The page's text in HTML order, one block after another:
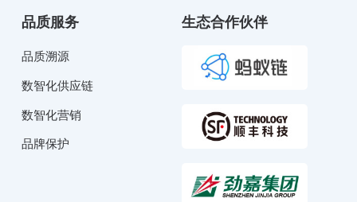
品质服务
品质溯源
数智化供应链
数智化营销
品牌保护
生态合作伙伴